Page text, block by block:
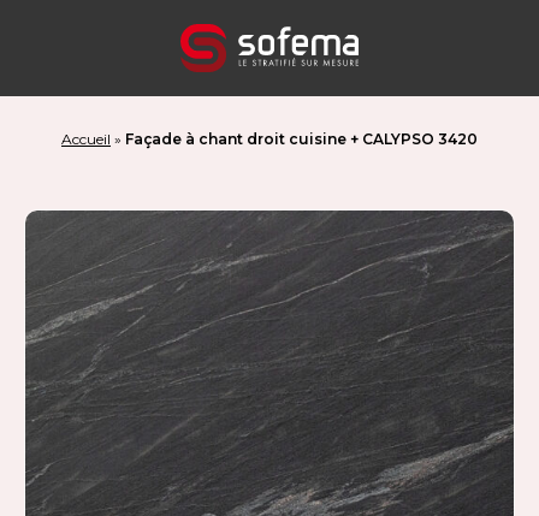
Accueil » Façade à chant droit cuisine + CALYPSO 3420